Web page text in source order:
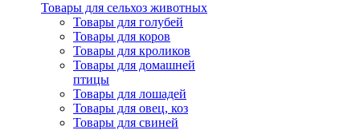
Товары для сельхоз животных
Товары для голубей
Товары для коров
Товары для кроликов
Товары для домашней
птицы
Товары для лошадей
Товары для овец, коз
Товары для свиней